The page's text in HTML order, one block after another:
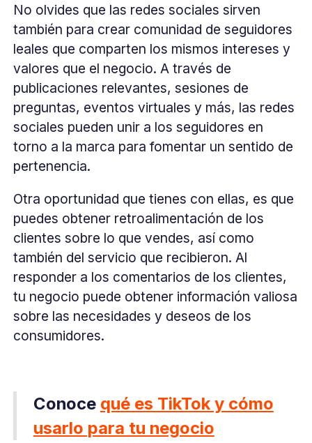
No olvides que las redes sociales sirven
también para crear comunidad de seguidores
leales que comparten los mismos intereses y
valores que el negocio. A través de
publicaciones relevantes, sesiones de
preguntas, eventos virtuales y más, las redes
sociales pueden unir a los seguidores en
torno a la marca para fomentar un sentido de
pertenencia.
Otra oportunidad que tienes con ellas, es que
puedes obtener retroalimentación de los
clientes sobre lo que vendes, así como
también del servicio que recibieron. Al
responder a los comentarios de los clientes,
tu negocio puede obtener información valiosa
sobre las necesidades y deseos de los
consumidores.
Conoce qué es TikTok y cómo
usarlo para tu negocio